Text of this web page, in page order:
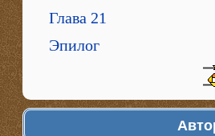
Глава 21
Эпилог